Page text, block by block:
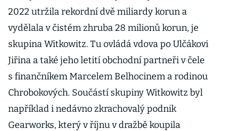
2022 utržila rekordní dvě miliardy korun a
vydělala v čistém zhruba 28 milionů korun, je
skupina Witkowitz. Tu ovládá vdova po Ulčákovi
Jiřina a také jeho letití obchodní partneři v čele
s finančníkem Marcelem Belhocinem a rodinou
Chrobokových. Součástí skupiny Witkowitz byl
například i nedávno zkrachovalý podnik
Gearworks, který v říjnu v dražbě koupila